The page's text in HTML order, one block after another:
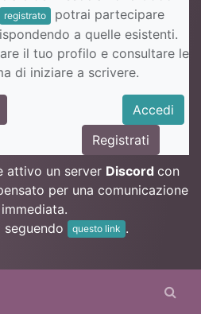
registrato
potrai partecipare
a quelle esistenti.
il tuo profilo e consultare le
di iniziare a scrivere.
Accedi
Registrati
attivo un server Discord con
per una comunicazione
questo link .